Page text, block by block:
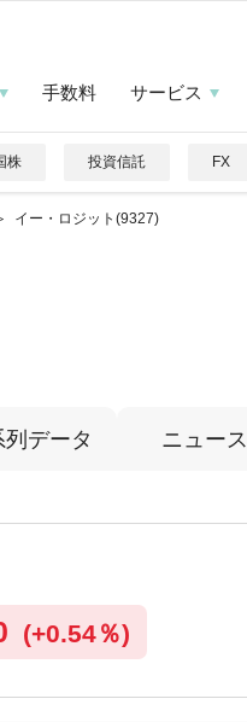
手数料 サービス
株 投資信託 FX
イー・ロジット(9327)
列データ ニュース
(+0.54％)